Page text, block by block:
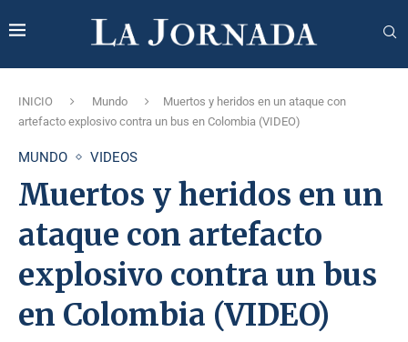
INICIO Mundo
Muertos y heridos en un ataque con
artefacto explosivo contra un bus en Colombia (VIDEO)
MUNDO VIDEOS
Muertos y heridos en un
ataque con artefacto
explosivo contra un bus
en Colombia (VIDEO)